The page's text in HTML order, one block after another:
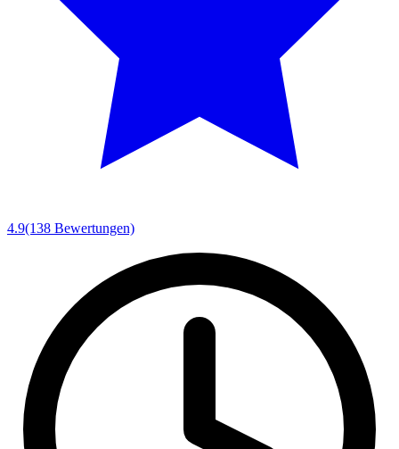
4.9(138 Bewertungen)